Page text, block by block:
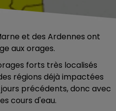
et des Ardennes ont
aux orages.
forts très localisés
régions déjà impactées
précédents, donc avec
cours d'eau.